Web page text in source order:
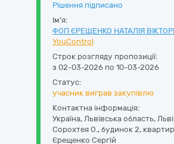
Рішення підписано
Ім'я:
ФОП ЄРЕЩЕНКО НАТАЛІЯ
YouControl
Строк розгляду пропозиції:
з 02-03-2026 по 10-03-2026
Статус:
учасник виграв закупівлю
Контактна інформація:
Україна, Львівська область,
Сорохтея О., будинок 2,
Єрещенко Сергій